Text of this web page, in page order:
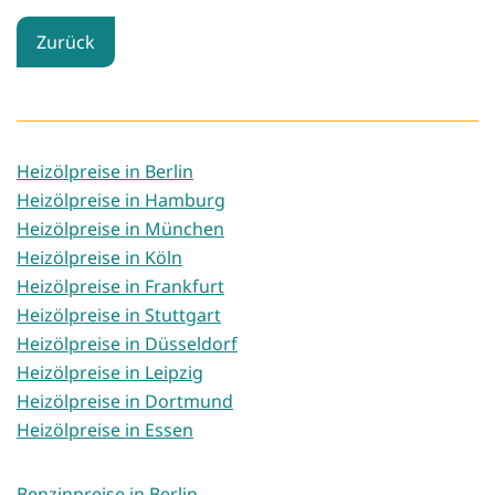
Zurück
Heizölpreise in Berlin
Heizölpreise in Hamburg
Heizölpreise in München
Heizölpreise in Köln
Heizölpreise in Frankfurt
Heizölpreise in Stuttgart
Heizölpreise in Düsseldorf
Heizölpreise in Leipzig
Heizölpreise in Dortmund
Heizölpreise in Essen